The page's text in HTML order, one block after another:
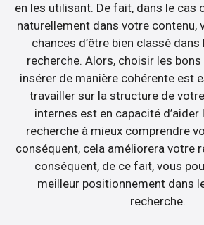
en les utilisant. De fait, dans le cas
naturellement dans votre contenu,
chances d’être bien classé
recherche. Alors, choisir les
insérer de manière cohérente est
travailler sur la structure de
internes est en capacité
recherche à mieux comprendre
conséquent, cela améliorera votre
conséquent, de ce fait, vous
meilleur positionnement dans
recherche.